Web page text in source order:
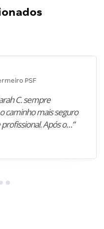
PSF
C. sempre
caminho mais seguro
Após o…”